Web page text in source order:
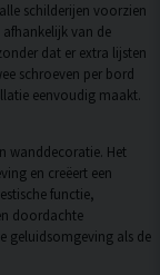
schilderijen voorzien
afhankelijk van de
dat er extra lijsten
schroeven per bord
eenvoudig maakt.
wanddecoratie. Het
en creëert een
functie,
doordachte
geluidsomgeving als de